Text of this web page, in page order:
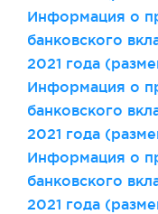
Информация о
банковского
2021 года
Информация о
банковского
2021 года
Информация о
банковского
2021 года